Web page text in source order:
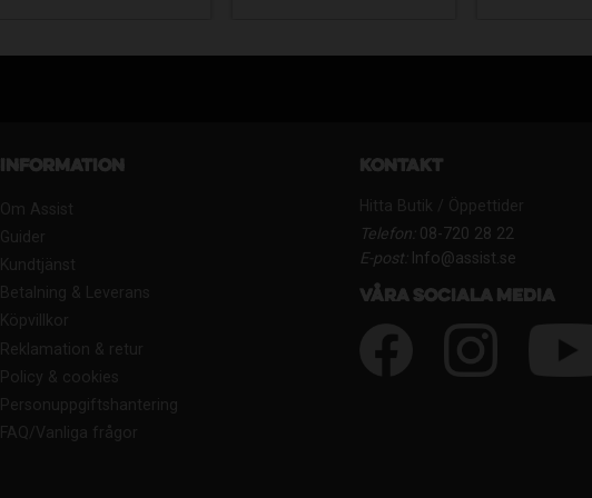
Information
Om Assist
Guider
Kundtjänst
Betalning & Leverans
Köpvillkor
Reklamation & retur
Policy & cookies
Personuppgiftshantering
FAQ/Vanliga frågor
Kontakt
Hitta Butik / Öppettider
Telefon:08-720 28 22
E-post:Info@assist.se
Våra sociala media